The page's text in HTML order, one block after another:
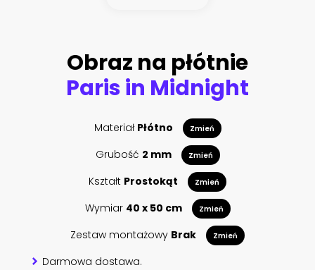
Obraz na płótnie
Paris in Midnight
Materiał Płótno Zmień
Grubość 2 mm Zmień
Kształt Prostokąt Zmień
Wymiar 40 x 50 cm Zmień
Zestaw montażowy Brak Zmień
Darmowa dostawa.